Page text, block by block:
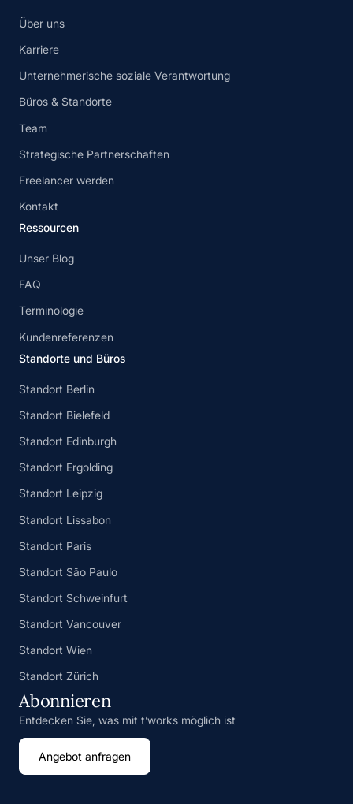
Über uns
Karriere
Unternehmerische soziale Verantwortung
Büros & Standorte
Team
Strategische Partnerschaften
Freelancer werden
Kontakt
Ressourcen
Unser Blog
FAQ
Terminologie
Kundenreferenzen
Standorte und Büros
Standort Berlin
Standort Bielefeld
Standort Edinburgh
Standort Ergolding
Standort Leipzig
Standort Lissabon
Standort Paris
Standort São Paulo
Standort Schweinfurt
Standort Vancouver
Standort Wien
Standort Zürich
Abonnieren
Entdecken Sie, was mit t’works möglich ist
Angebot anfragen